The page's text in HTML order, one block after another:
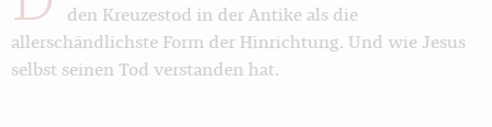
den Kreuzestod in der Antike als die
allerschändlichste Form der Hinrichtung. Und wie Jesus
selbst seinen Tod verstanden hat.